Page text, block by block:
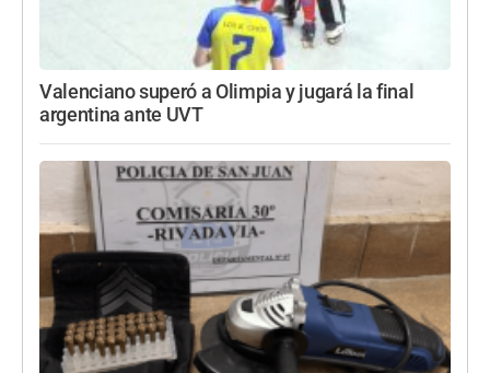
Valenciano superó a Olimpia y jugará la final
argentina ante UVT